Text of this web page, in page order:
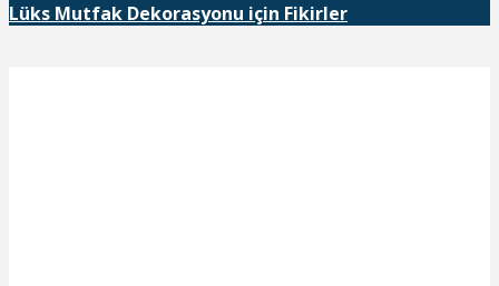
Lüks Mutfak Dekorasyonu için Fikirler